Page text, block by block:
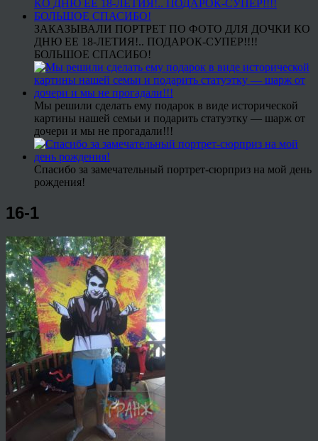
ЗАКАЗЫВАЛИ ПОРТРЕТ ПО ФОТО ДЛЯ ДОЧКИ КО
ДНЮ ЕЕ 18-ЛЕТИЯ!.. ПОДАРОК-СУПЕР!!!!
БОЛЬШОЕ СПАСИБО!
Мы решили сделать ему подарок в виде исторической
картины нашей семьи и подарить статуэтку — шарж от
дочери и мы не прогадали!!!
Спасибо за замечательный портрет-сюрприз на мой день
рождения!
16-1